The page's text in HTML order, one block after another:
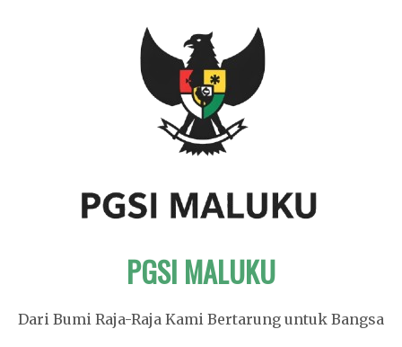
PGSI MALUKU
Dari Bumi Raja-Raja Kami Bertarung untuk Bangsa